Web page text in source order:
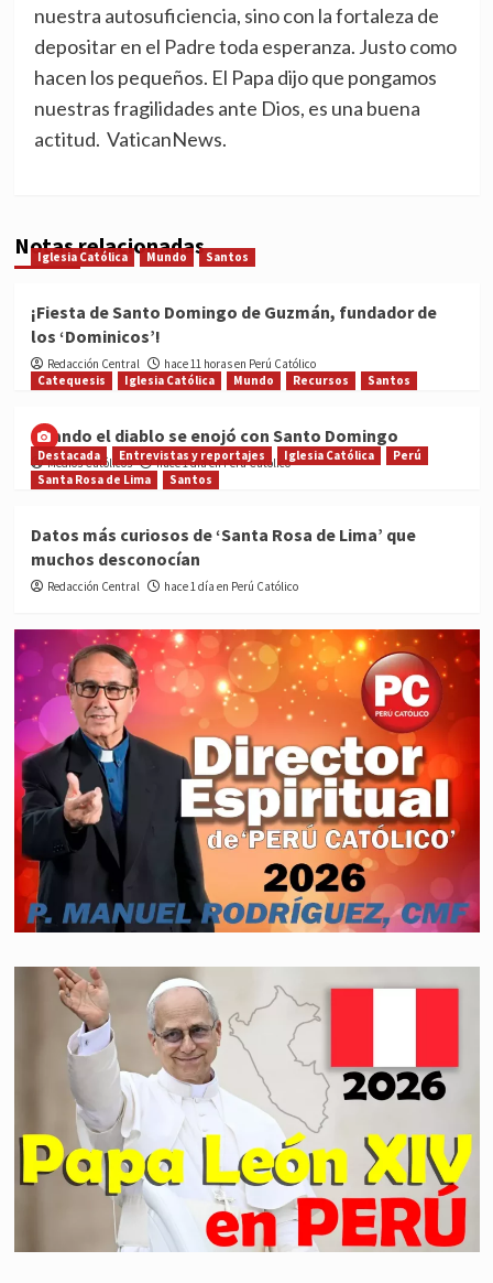
nuestra autosuficiencia, sino con la fortaleza de
depositar en el Padre toda esperanza. Justo como
hacen los pequeños. El Papa dijo que pongamos
nuestras fragilidades ante Dios, es una buena
actitud. VaticanNews.
Notas relacionadas
Iglesia Católica Mundo Santos
¡Fiesta de Santo Domingo de Guzmán, fundador de
los ‘Dominicos’!
Redacción Central
hace 11 horas en Perú Católico
Catequesis
Iglesia Católica Mundo Recursos Santos
Cuando el diablo se enojó con Santo Domingo
Medios Católicos hace 1 día en Perú Católico
Destacada Entrevistas y reportajes Iglesia Católica
Perú
Santa Rosa de Lima
Santos
Datos más curiosos de ‘Santa Rosa de Lima’ que
muchos desconocían
Redacción Central hace 1 día en Perú Católico